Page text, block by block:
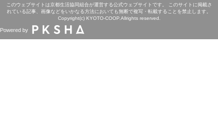
このウェブサイトは京都生活協同組合が運営する公式ウェブサイトです。 このサイトに掲載さ
れている記事、画像などをいかなる方法においても無断で複写・転載することを禁止します。
Copyright(c) KYOTO-COOP.Allrights reserved.
Powered by